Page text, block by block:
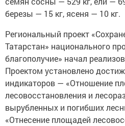
березы — 15 кг, ясеня — 10 кг.
Региональный проект
Татарстан» национального
благополучие» начал
Проектом установлено
индикаторов — «Отношение
лесовосстановления и
вырубленных и погибших
«Отнесение площадей